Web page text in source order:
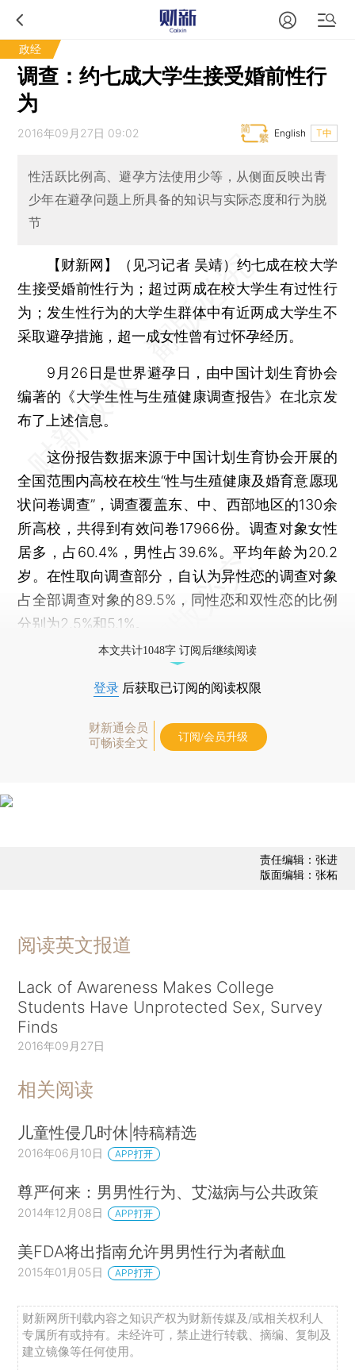
政经
调查：约七成大学生接受婚前性行
为
2016年09月27日 09:02 T中
English
性活跃比例高、避孕方法使用少等，从侧面反映出青
少年在避孕问题上所具备的知识与实际态度和行为脱
节
【财新网】（见习记者 吴靖）约七成在校大学
生接受婚前性行为；超过两成在校大学生有过性行
为；发生性行为的大学生群体中有近两成大学生不
采取避孕措施，超一成女性曾有过怀孕经历。
9月26日是世界避孕日，由中国计划生育协会
编著的《大学生性与生殖健康调查报告》在北京发
布了上述信息。
这份报告数据来源于中国计划生育协会开展的
全国范围内高校在校生“性与生殖健康及婚育意愿现
状问卷调查”，调查覆盖东、中、西部地区的130余
所高校，共得到有效问卷17966份。调查对象女性
居多，占60.4%，男性占39.6%。平均年龄为20.2
岁。在性取向调查部分，自认为异性恋的调查对象
占全部调查对象的89.5%，同性恋和双性恋的比例
分别为2.5%和5.1%。
本文共计1048字 订阅后继续阅读
登录 后获取已订阅的阅读权限
财新通会员
可畅读全文
订阅/会员升级
责任编辑：张进
版面编辑：张柘
阅读英文报道
Lack of Awareness Makes College
Students Have Unprotected Sex, Survey
Finds
2016年09月27日
相关阅读
儿童性侵几时休|特稿精选
2016年06月10日 APP打开
尊严何来：男男性行为、艾滋病与公共政策
2014年12月08日 APP打开
美FDA将出指南允许男男性行为者献血
2015年01月05日 APP打开
财新网所刊载内容之知识产权为财新传媒及/或相关权利人
专属所有或持有。未经许可，禁止进行转载、摘编、复制及
建立镜像等任何使用。